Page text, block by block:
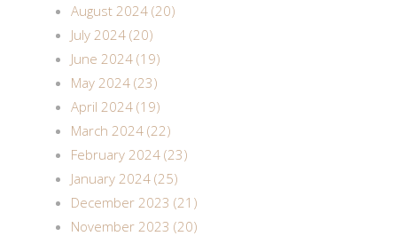
August 2024 (20)
July 2024 (20)
June 2024 (19)
May 2024 (23)
April 2024 (19)
March 2024 (22)
February 2024 (23)
January 2024 (25)
December 2023 (21)
November 2023 (20)